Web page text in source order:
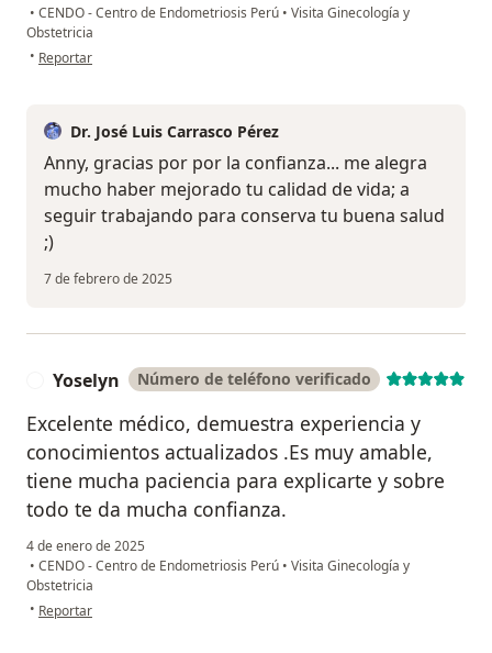
• CENDO - Centro de Endometriosis Perú • Visita Ginecología y
Obstetricia
• en opinión del usuario Anny Enriquez
Reportar
Dr. José Luis Carrasco Pérez
Anny, gracias por por la confianza... me alegra
mucho haber mejorado tu calidad de vida; a
seguir trabajando para conserva tu buena salud
;)
7 de febrero de 2025
Yoselyn Número de teléfono verificado
Excelente médico, demuestra experiencia y
conocimientos actualizados .Es muy amable,
tiene mucha paciencia para explicarte y sobre
todo te da mucha confianza.
4 de enero de 2025
• CENDO - Centro de Endometriosis Perú • Visita Ginecología y
Obstetricia
• en opinión del usuario Yoselyn
Reportar